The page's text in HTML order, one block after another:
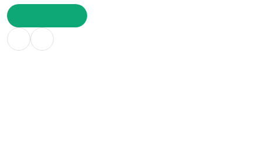
LISA OSTUKORVI